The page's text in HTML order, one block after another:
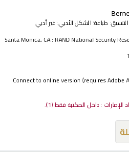
طباعة؛ الشكل الأدبي: غير أدبي
Santa Monica, CA : RAND National Security
Connect to online version (requires Adobe
الإمارات : داخل المكتبة فقط(1).